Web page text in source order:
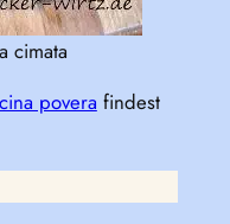
cimata
povera findest